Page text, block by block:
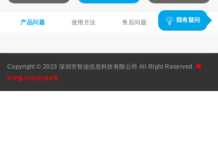
我有疑问
产品问题 使用方法 售后问题 其他问题
Copyright © 2023 深圳市智连信息科技有限公司 All Right Reserved.粤
ICP备17010186号